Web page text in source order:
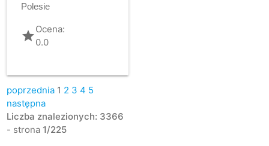
Polesie
gradeOcena:
0.0
poprzednia 1 2 3 4 5
następna
Liczba znalezionych: 3366
- strona 1/225